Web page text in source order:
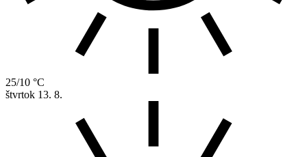
25/10 °C
štvrtok 13. 8.